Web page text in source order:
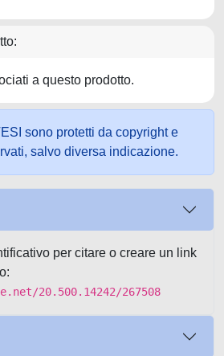
a questo prodotto.
sono protetti da copyright e
salvo diversa indicazione.
per citare o creare un link
20.500.14242/267508